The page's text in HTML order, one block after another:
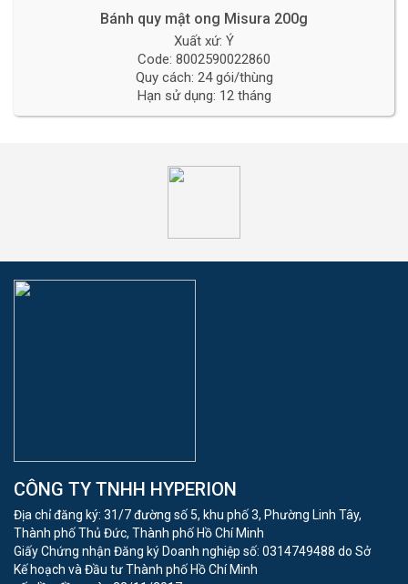
Bánh quy mật ong Misura 200g
Xuất xứ: Ý
Code: 8002590022860
Quy cách: 24 gói/thùng
Hạn sử dụng: 12 tháng
CÔNG TY TNHH HYPERION
Địa chỉ đăng ký: 31/7 đường số 5, khu phố 3, Phường Linh Tây,
Thành phố Thủ Đức, Thành phố Hồ Chí Minh
Giấy Chứng nhận Đăng ký Doanh nghiệp số: 0314749488 do Sở
Kế hoạch và Đầu tư Thành phố Hồ Chí Minh